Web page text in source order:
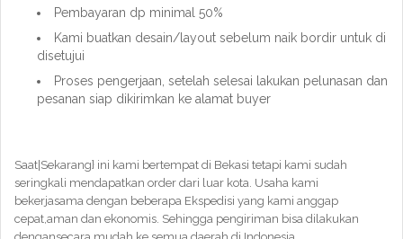
Pembayaran dp minimal 50%
Kami buatkan desain/layout sebelum naik bordir untuk di
disetujui
Proses pengerjaan, setelah selesai lakukan pelunasan dan
pesanan siap dikirimkan ke alamat buyer
Saat|Sekarang} ini kami bertempat di Bekasi tetapi kami sudah
seringkali mendapatkan order dari luar kota. Usaha kami
bekerjasama dengan beberapa Ekspedisi yang kami anggap
cepat,aman dan ekonomis. Sehingga pengiriman bisa dilakukan